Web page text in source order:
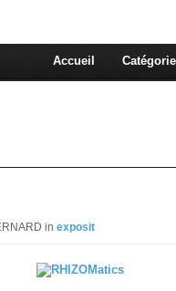
Accueil
in exposit